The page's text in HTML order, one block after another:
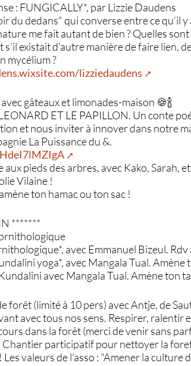
: FUNGICALLY*, par Lizzie Daudens
du dedans" qui converse entre ce qu’il y
me fait autant de bien ? Quelles
s’il existait d’autre manière de faire lien,
mycélium ?
lizziedaudens
gâteaux et limonades-maison 🍪🍾
ET LE PAPILLON. Un conte
et nous inviter à innover dans notre
La Puissance du &.
aux pieds des arbres, avec Kako, Sarah,
Vilaine !
ton hamac ou ton sac !
*******
avec Emmanuel Bizeul. Rdv
yoga*, avec Mangala Tual. Amène
Kundalini avec Mangala Tual. Amène ton
forêt (limité à 10 pers) avec Antje, de
avec tous nos sens. Respirer,
dans la forêt (merci de venir sans
Chantier participatif pour nettoyer la
valeurs de l’asso : "Amener la culture